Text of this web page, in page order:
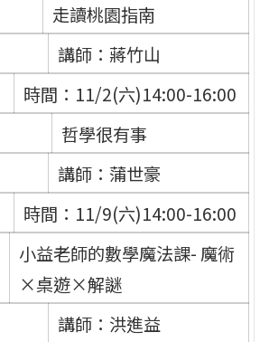
走讀桃園指南
講師：蔣竹山
時間：11/2(六)14:00-16:00
哲學很有事
講師：蒲世豪
時間：11/9(六)14:00-16:00
小益老師的數學魔法課- 魔術
×桌遊×解謎
講師：洪進益